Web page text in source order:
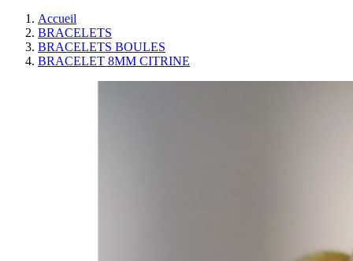
Accueil
BRACELETS
BRACELETS BOULES
BRACELET 8MM CITRINE